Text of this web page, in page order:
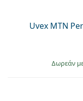
Uvex MTN
Δωρεάν